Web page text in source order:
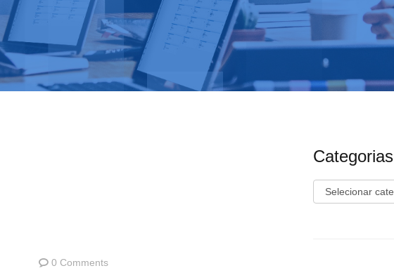
0 Comments
Categorias
Categorias